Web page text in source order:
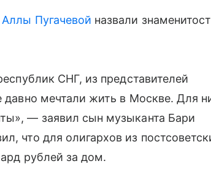
Пугачевой назвали
СНГ, из представителей
давно мечтали жить в Москве. Для
— заявил сын музыканта Бари
что для олигархов из
рублей за дом.